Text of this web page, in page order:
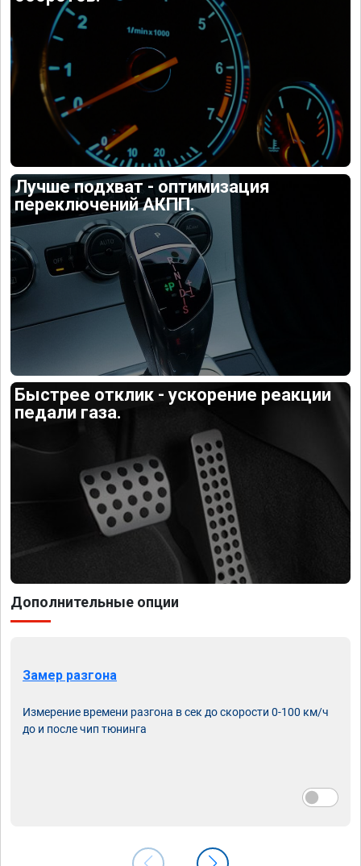
Лучше подхват - оптимизация
переключений АКПП.
Быстрее отклик - ускорение реакции
педали газа.
Дополнительные опции
Замер разгона
Измерение времени разгона в сек до скорости 0-100 км/ч
до и после чип тюнинга